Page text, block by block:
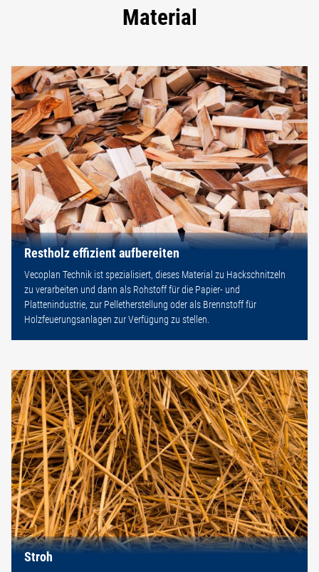
Material
Restholz effizient aufbereiten
Vecoplan Technik ist spezialisiert, dieses Material zu Hackschnitzeln
zu verarbeiten und dann als Rohstoff für die Papier- und
Plattenindustrie, zur Pelletherstellung oder als Brennstoff für
Holzfeuerungsanlagen zur Verfügung zu stellen.
Stroh